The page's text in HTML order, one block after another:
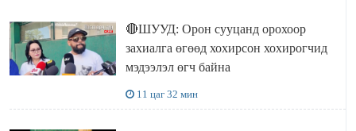
🔴ШУУД: Орон сууцанд орохоор
захиалга өгөөд хохирсон хохирогчид
мэдээлэл өгч байна
11 цаг 32 мин